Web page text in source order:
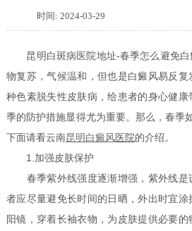
时间: 2024-03-29
昆明白斑病医院地址-春季怎么避免白
物复苏，气候温和，但也是白癜风易反
种色素脱失性皮肤病，给患者的身心健
季的防护措施显得尤为重要。那么，春季
下面请看云南昆明白癜风 医院的介绍。
1.加强皮肤保护
春季紫外线强度逐渐增强，紫外线是
者应尽量避免长时间的日晒，外出时宜
阳镜，穿着长袖衣物，为皮肤提供必要